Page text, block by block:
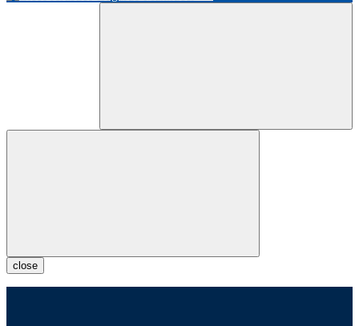
close